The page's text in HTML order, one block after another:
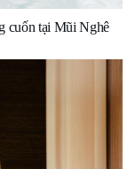
cuốn tại Mũi Nghê